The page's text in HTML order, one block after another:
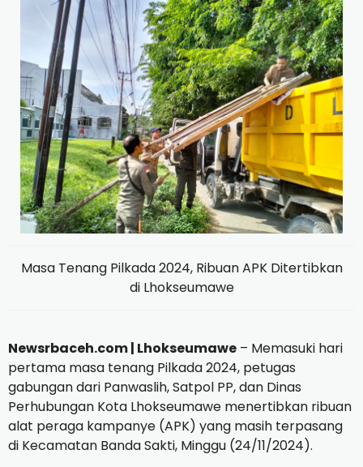
Masa Tenang Pilkada 2024, Ribuan APK Ditertibkan
di Lhokseumawe
Newsrbaceh.com | Lhokseumawe – Memasuki hari
pertama masa tenang Pilkada 2024, petugas
gabungan dari Panwaslih, Satpol PP, dan Dinas
Perhubungan Kota Lhokseumawe menertibkan ribuan
alat peraga kampanye (APK) yang masih terpasang
di Kecamatan Banda Sakti, Minggu (24/11/2024).